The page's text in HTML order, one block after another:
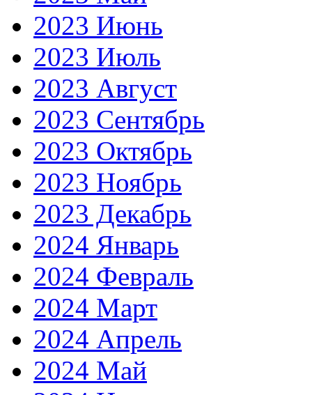
2023 Июнь
2023 Июль
2023 Август
2023 Сентябрь
2023 Октябрь
2023 Ноябрь
2023 Декабрь
2024 Январь
2024 Февраль
2024 Март
2024 Апрель
2024 Май